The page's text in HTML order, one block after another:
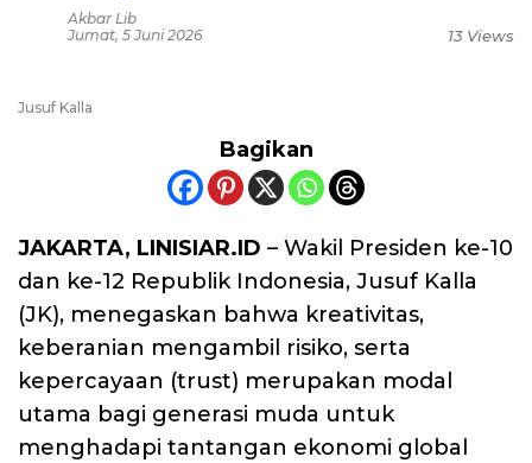
Akbar Lib
Jumat, 5 Juni 2026
13 Views
Jusuf Kalla
Bagikan
JAKARTA, LINISIAR.ID – Wakil Presiden ke-10
dan ke-12 Republik Indonesia, Jusuf Kalla
(JK), menegaskan bahwa kreativitas,
keberanian mengambil risiko, serta
kepercayaan (trust) merupakan modal
utama bagi generasi muda untuk
menghadapi tantangan ekonomi global